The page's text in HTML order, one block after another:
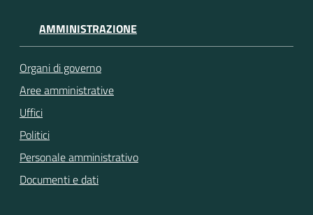
AMMINISTRAZIONE
Organi di governo
Aree amministrative
Uffici
Politici
Personale amministrativo
Documenti e dati